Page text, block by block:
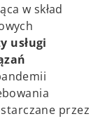
w skład
usługi
przez